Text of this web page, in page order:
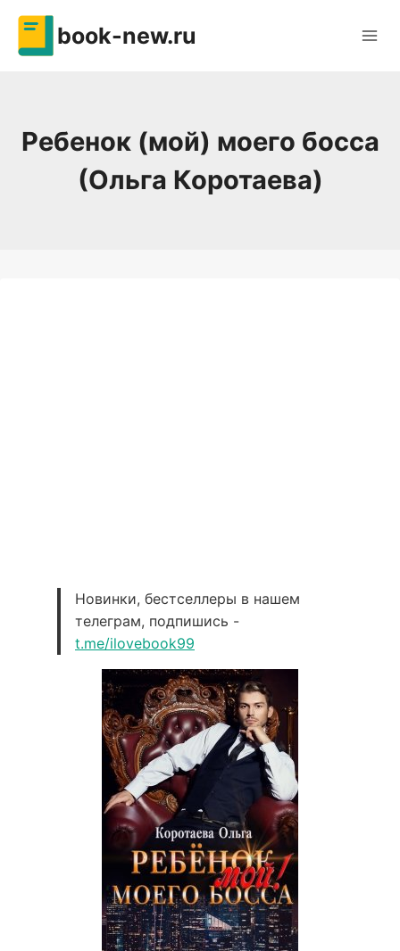
Перейти
содержимому
book-new.ru
Ребенок (мой) моего босса
(Ольга Коротаева)
Новинки, бестселлеры в нашем
телеграм, подпишись -
t.me/ilovebook99